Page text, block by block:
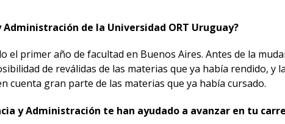
de la Universidad ORT Uruguay?
el primer año de facultad en Buenos Aires. Antes de la
de reválidas de las materias que ya había rendido, y
gran parte de las materias que ya había cursado.
y Administración te han ayudado a avanzar en tu